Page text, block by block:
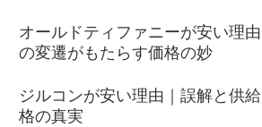
オールドティファニーが安い理
の変遷がもたらす価格の妙
ジルコンが安い理由｜誤解と供
格の真実